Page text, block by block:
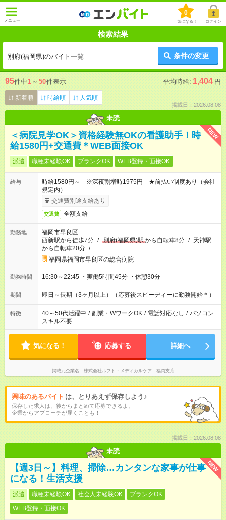
メニュー
0
気になる！ ログイン
検索結果
別府(福岡県)のバイト一覧 条件の変更
95件中1 ～ 50件表示 平均時給: 1,404 円
新着順 時給順 人気順
掲載日：2026.08.08
未読
NEW
＜病院見学OK＞資格経験無OKの看護助手！時
給1580円+交通費＊WEB面接OK
派遣 職種未経験OK ブランクOK WEB登録・面接OK
給与
時給1580円～ ※深夜割増時1975円 ★前払い制度あり（会社
規定内）
交通費別途支給あり
交通費 全額支給
勤務地
福岡市早良区
西新駅から徒歩7分 / 別府(福岡県)駅から自転車8分 / 天神駅
から自転車20分 / …
福岡県福岡市早良区の総合病院
勤務時間 16:30～22:45 ・実働5時間45分 ・休憩30分
期間 即日～長期（3ヶ月以上）（応募後スピーディーに勤務開始＊）
特徴 40～50代活躍中 / 副業・WワークOK / 電話対応なし / パソコン
スキル不要
気になる！ 応募する 詳細へ
掲載元企業名 株式会社ルフト・メディカルケア 福岡支店
興味のあるバイト は、とりあえず保存しよう♪
保存した求人は、後からまとめて応募できるよ。
企業からアプローチが届くことも！
掲載日：2026.08.08
未読
NEW
【週3日～】料理、掃除…カンタンな家事が仕事
になる！生活支援
派遣 職種未経験OK 社会人未経験OK
ブランクOK
WEB登録・面接OK